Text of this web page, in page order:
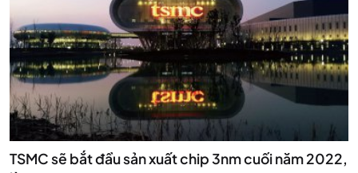
TSMC sẽ bắt đầu sản xuất chip 3nm cuối năm 2022,